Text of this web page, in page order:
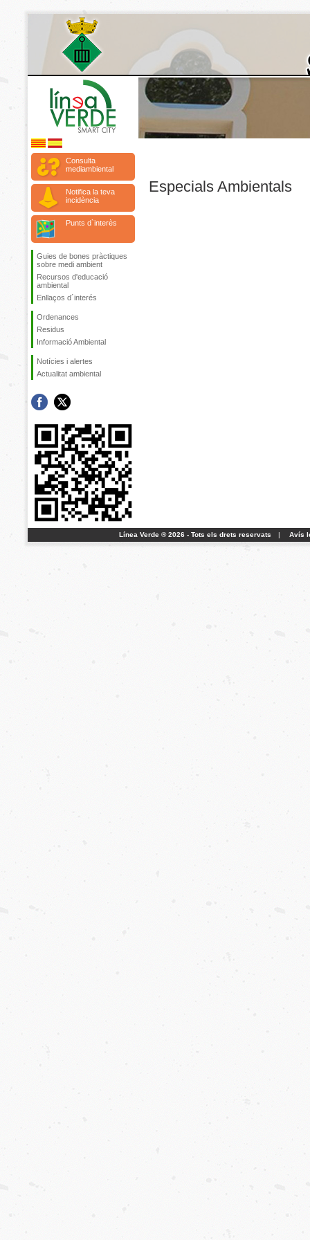
Consulta
mediambiental
Notifica la teva
incidència
Punts d`interès
Guies de bones pràctiques
sobre medi ambient
Recursos d'educació
ambiental
Enllaços d´interés
Ordenances
Residus
Informació Ambiental
Notícies i alertes
Actualitat ambiental
Especials Ambientals
Línea Verde ® 2026 - Tots els drets reservats | Avís